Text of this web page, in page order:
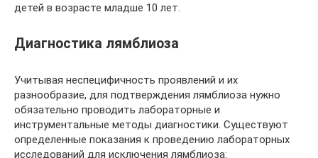
детей в возрасте младше 10 лет.
Диагностика лямблиоза
Учитывая неспецифичность проявлений и их
разнообразие, для подтверждения лямблиоза нужно
обязательно проводить лабораторные и
инструментальные методы диагностики. Существуют
определенные показания к проведению лабораторных
исследований для исключения лямблиоза: